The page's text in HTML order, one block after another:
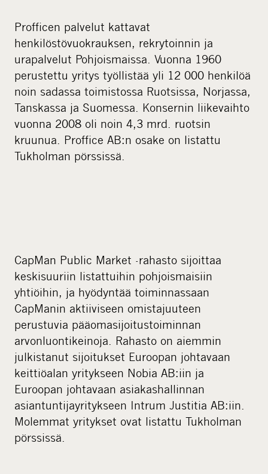
Profficen palvelut kattavat
henkilöstövuokrauksen, rekrytoinnin ja
urapalvelut Pohjoismaissa. Vuonna 1960
perustettu yritys työllistää yli 12 000 henkilöä
noin sadassa toimistossa Ruotsissa, Norjassa,
Tanskassa ja Suomessa. Konsernin liikevaihto
vuonna 2008 oli noin 4,3 mrd. ruotsin
kruunua. Proffice AB:n osake on listattu
Tukholman pörssissä.
CapMan Public Market -rahasto sijoittaa
keskisuuriin listattuihin pohjoismaisiin
yhtiöihin, ja hyödyntää toiminnassaan
CapManin aktiiviseen omistajuuteen
perustuvia pääomasijoitustoiminnan
arvonluontikeinoja. Rahasto on aiemmin
julkistanut sijoitukset Euroopan johtavaan
keittiöalan yritykseen Nobia AB:iin ja
Euroopan johtavaan asiakashallinnan
asiantuntijayritykseen Intrum Justitia AB:iin.
Molemmat yritykset ovat listattu Tukholman
pörssissä.